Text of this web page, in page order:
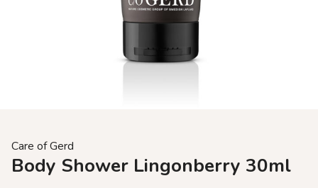
Care of Gerd
Body Shower Lingonberry 30ml